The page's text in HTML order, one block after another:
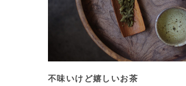
不味いけど嬉しいお茶